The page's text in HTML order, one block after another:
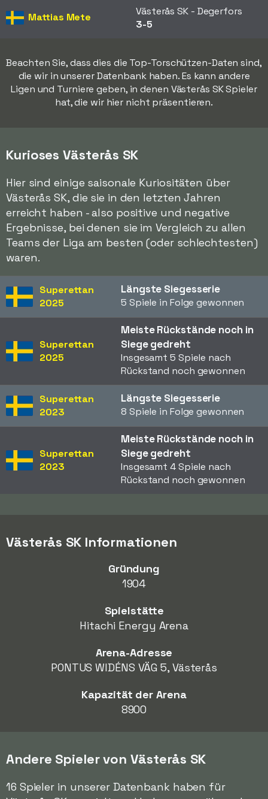
Mattias Mete
Västerås SK - Degerfors
3-5
Beachten Sie, dass dies die Top-Torschützen-Daten sind,
die wir in unserer Datenbank haben. Es kann andere
Ligen und Turniere geben, in denen Västerås SK Spieler
hat, die wir hier nicht präsentieren.
Kurioses Västerås SK
Hier sind einige saisonale Kuriositäten über
Västerås SK, die sie in den letzten Jahren
erreicht haben - also positive und negative
Ergebnisse, bei denen sie im Vergleich zu allen
Teams der Liga am besten (oder schlechtesten)
waren.
Superettan
2025
Längste Siegesserie
5 Spiele in Folge gewonnen
Superettan
2025
Meiste Rückstände noch in
Siege gedreht
Insgesamt 5 Spiele nach
Rückstand noch gewonnen
Superettan
2023
Längste Siegesserie
8 Spiele in Folge gewonnen
Superettan
2023
Meiste Rückstände noch in
Siege gedreht
Insgesamt 4 Spiele nach
Rückstand noch gewonnen
Västerås SK Informationen
Gründung
1904
Spielstätte
Hitachi Energy Arena
Arena-Adresse
PONTUS WIDÉNS VÄG 5, Västerås
Kapazität der Arena
8900
Andere Spieler von Västerås SK
16 Spieler in unserer Datenbank haben für